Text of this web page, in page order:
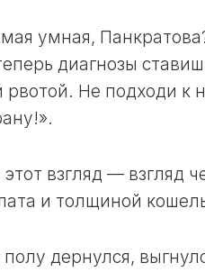
умная,
диагнозы
рвотой. Не подходи к
взгляд — взгляд
и толщиной
дернулся,